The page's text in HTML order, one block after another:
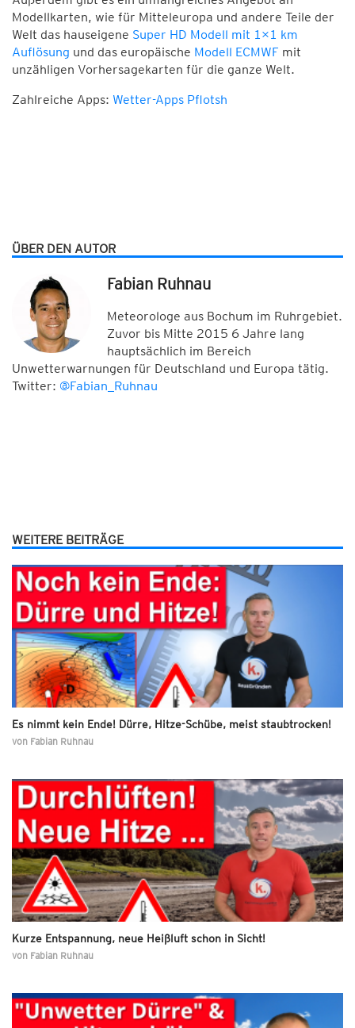
Modellkarten, wie für Mitteleuropa und andere Teile der
Welt das hauseigene Super HD Modell mit 1×1 km
Auflösung und das europäische Modell ECMWF mit
unzähligen Vorhersagekarten für die ganze Welt.
Zahlreiche Apps: Wetter-Apps Pflotsh
ÜBER DEN AUTOR
Fabian Ruhnau
Meteorologe aus Bochum im Ruhrgebiet.
Zuvor bis Mitte 2015 6 Jahre lang
hauptsächlich im Bereich
Unwetterwarnungen für Deutschland und Europa tätig.
Twitter: @Fabian_Ruhnau
WEITERE BEITRÄGE
Es nimmt kein Ende! Dürre, Hitze-Schübe, meist staubtrocken!
von Fabian Ruhnau
Kurze Entspannung, neue Heißluft schon in Sicht!
von Fabian Ruhnau